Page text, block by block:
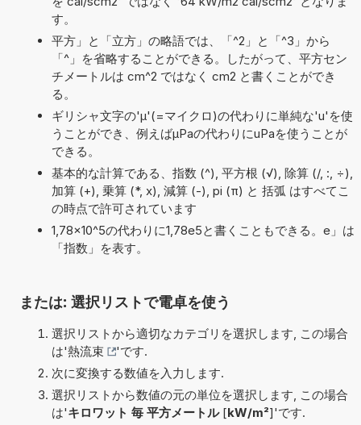
す。
平方」と「立方」の略語では、「^2」と「^3」から
「^」を省略することができる。したがって、平方セン
チメートルは cm^2 ではなく cm2 と書くことができ
る。
ギリシャ文字の'μ'(=マイクロ)の代わりに単純な'u'を使
うことができ、例えばµPaの代わりにuPaを使うことが
できる。
基本的な計算である、指数 (^), 平方根 (√), 除算 (/, :, ÷),
加算 (+), 乗算 (*, x), 減算 (-), pi (π) と 括弧 はすべてこ
の時点で許可されています
1,78×10^5の代わりに1,78e5と書くこともできる。e」は
「指数」を表す。
または: 選択リストで電卓を使う
選択リストから適切なカテゴリを選択します, この場合
は'熱流束
'です.
次に変換する数値を入力します.
選択リストから数値の元の単位を選択します, この場合
は'キロワット 毎 平方メートル[kW/m²]'です.